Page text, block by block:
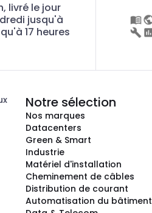
livré le jour
jusqu'à
17 heures
Notre sélection
Nos marques
Datacenters
Green & Smart
Industrie
Matériel d'installation
Cheminement de câbles
Distribution de courant
Automatisation du bâtiment